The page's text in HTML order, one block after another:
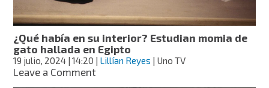
¿Qué había en su interior? Estudian momia de
gato hallada en Egipto
19 julio, 2024 | 14:20 | Lillían Reyes | Uno TV
Leave a Commenton